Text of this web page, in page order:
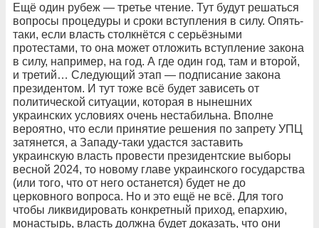
Ещё один рубеж — третье чтение. Тут будут решаться
вопросы процедуры и сроки вступления в силу. Опять-
таки, если власть столкнётся с серьёзными
протестами, то она может отложить вступление закона
в силу, например, на год. А где один год, там и второй,
и третий… Следующий этап — подписание закона
президентом. И тут тоже всё будет зависеть от
политической ситуации, которая в нынешних
украинских условиях очень нестабильна. Вполне
вероятно, что если принятие решения по запрету УПЦ
затянется, а Западу-таки удастся заставить
украинскую власть провести президентские выборы
весной 2024, то новому главе украинского государства
(или того, что от него останется) будет не до
церковного вопроса. Но и это ещё не всё. Для того
чтобы ликвидировать конкретный приход, епархию,
монастырь, власть должна будет доказать, что они